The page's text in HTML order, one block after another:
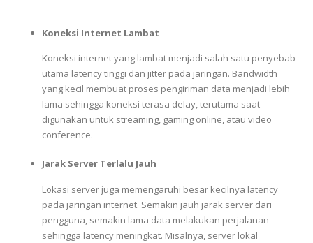
Koneksi Internet Lambat
Koneksi internet yang lambat menjadi salah satu penyebab
utama latency tinggi dan jitter pada jaringan. Bandwidth
yang kecil membuat proses pengiriman data menjadi lebih
lama sehingga koneksi terasa delay, terutama saat
digunakan untuk streaming, gaming online, atau video
conference.
Jarak Server Terlalu Jauh
Lokasi server juga memengaruhi besar kecilnya latency
pada jaringan internet. Semakin jauh jarak server dari
pengguna, semakin lama data melakukan perjalanan
sehingga latency meningkat. Misalnya, server lokal